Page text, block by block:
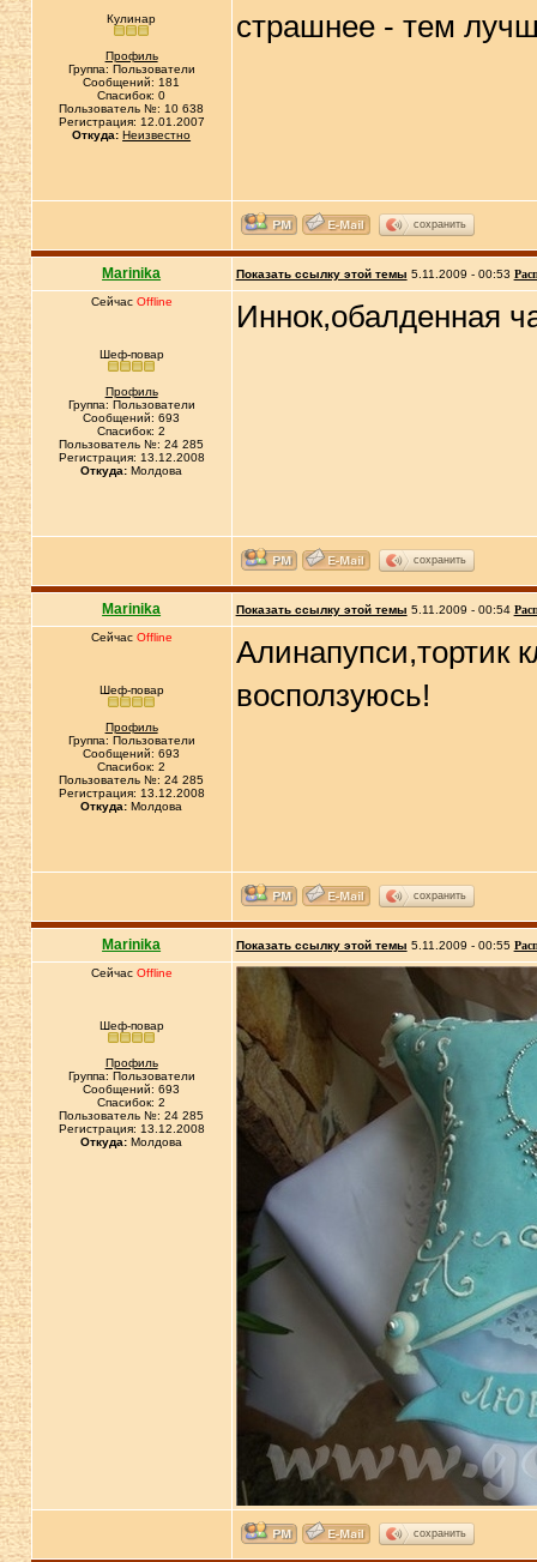
Кулинар
Профиль
Группа: Пользователи
Сообщений: 181
Спасибок: 0
Пользователь №: 10 638
Регистрация: 12.01.2007
Откуда: Неизвестно
страшнее - тем
сохранить
Marinika Показать ссылку этой темы 5.11.2009 - 00:53
Сейчас Offline
Шеф-повар
Профиль
Группа: Пользователи
Сообщений: 693
Спасибок: 2
Пользователь №: 24 285
Регистрация: 13.12.2008
Откуда: Молдова
Иннок,обалденная
сохранить
Marinika Показать ссылку этой темы 5.11.2009 - 00:54
Сейчас Offline
Шеф-повар
Профиль
Группа: Пользователи
Сообщений: 693
Спасибок: 2
Пользователь №: 24 285
Регистрация: 13.12.2008
Откуда: Молдова
Алинапупси,тортик
восползуюсь!
сохранить
Marinika Показать ссылку этой темы 5.11.2009 - 00:55
Сейчас Offline
Шеф-повар
Профиль
Группа: Пользователи
Сообщений: 693
Спасибок: 2
Пользователь №: 24 285
Регистрация: 13.12.2008
Откуда: Молдова
сохранить